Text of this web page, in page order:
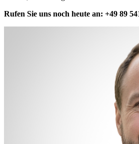
Rufen Sie uns noch heute an: +49 89